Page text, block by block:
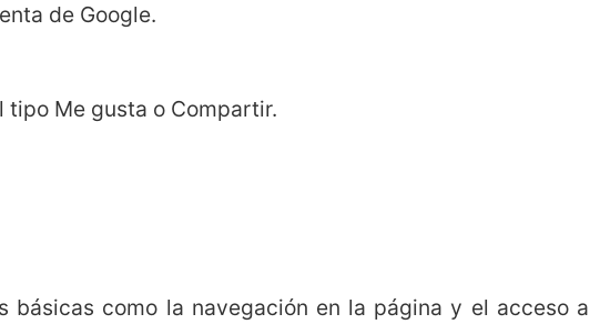
de Google.
tipo Me gusta o Compartir.
básicas como la navegación en la página y el acceso a